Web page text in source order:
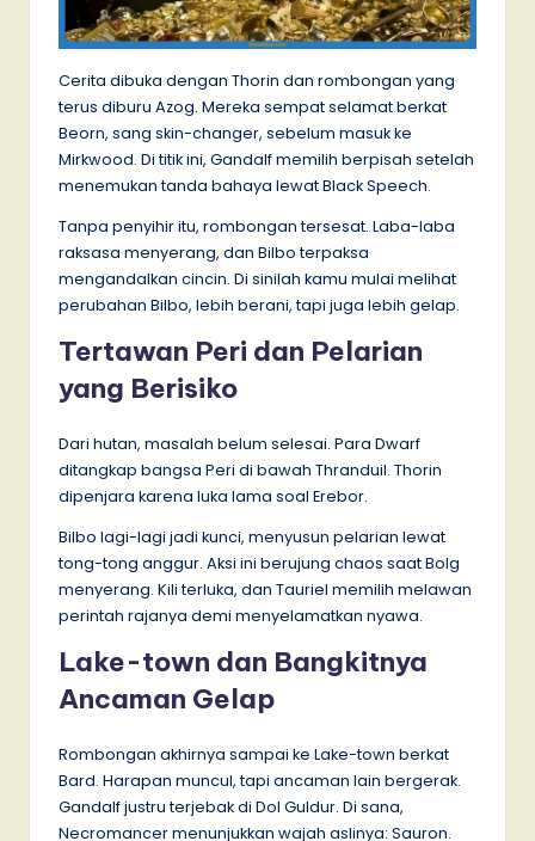
Cerita dibuka dengan Thorin dan rombongan yang
terus diburu Azog. Mereka sempat selamat berkat
Beorn, sang skin-changer, sebelum masuk ke
Mirkwood. Di titik ini, Gandalf memilih berpisah setelah
menemukan tanda bahaya lewat Black Speech.
Tanpa penyihir itu, rombongan tersesat. Laba-laba
raksasa menyerang, dan Bilbo terpaksa
mengandalkan cincin. Di sinilah kamu mulai melihat
perubahan Bilbo, lebih berani, tapi juga lebih gelap.
Tertawan Peri dan Pelarian
yang Berisiko
Dari hutan, masalah belum selesai. Para Dwarf
ditangkap bangsa Peri di bawah Thranduil. Thorin
dipenjara karena luka lama soal Erebor.
Bilbo lagi-lagi jadi kunci, menyusun pelarian lewat
tong-tong anggur. Aksi ini berujung chaos saat Bolg
menyerang. Kili terluka, dan Tauriel memilih melawan
perintah rajanya demi menyelamatkan nyawa.
Lake-town dan Bangkitnya
Ancaman Gelap
Rombongan akhirnya sampai ke Lake-town berkat
Bard. Harapan muncul, tapi ancaman lain bergerak.
Gandalf justru terjebak di Dol Guldur. Di sana,
Necromancer menunjukkan wajah aslinya: Sauron.